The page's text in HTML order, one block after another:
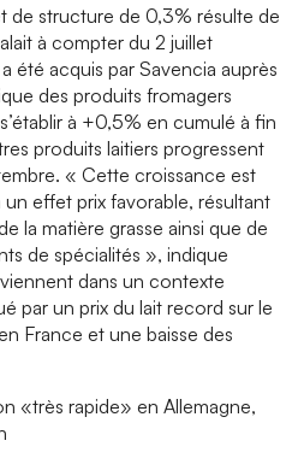
de structure de 0,3% résulte de
à compter du 2 juillet
été acquis par Savencia auprès
des produits fromagers
à +0,5% en cumulé à fin
produits laitiers progressent
« Cette croissance est
effet prix favorable, résultant
la matière grasse ainsi que de
de spécialités », indique
dans un contexte
par un prix du lait record sur le
France et une baisse des
«très rapide» en Allemagne,